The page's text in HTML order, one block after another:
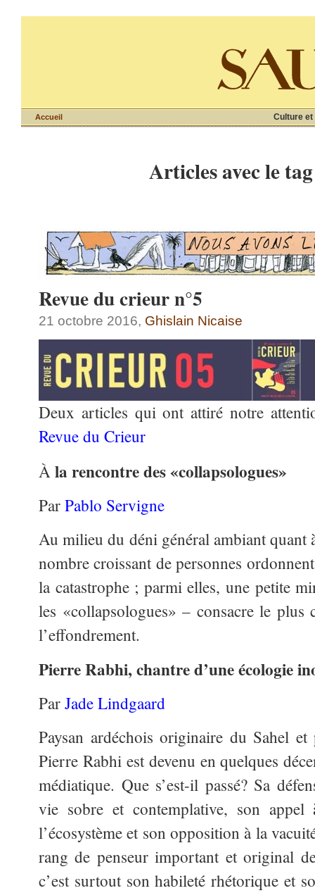
Culture et
Accueil
Articles avec le
Revue du crieur n°5
21 octobre 2016, Ghislain Nicaise
Deux articles qui ont attiré notre
Revue du Crieur
Àla rencontre des «collapsologues»
ParPablo Servigne
Au milieu du déni général ambiant quant
nombre croissant de personnes
la catastrophe ; parmi elles, une petite
les «collapsologues» – consacre le plus
l’effondrement.
Pierre Rabhi, chantre d’une écologie
ParJade Lindgaard
Paysan ardéchois originaire du Sahel
Pierre Rabhi est devenu en quelques
médiatique. Que s’est-il passé? Sa
vie sobre et contemplative, son
l’écosystème et son opposition à la
rang de penseur important et original
c’est surtout son habileté rhétorique et